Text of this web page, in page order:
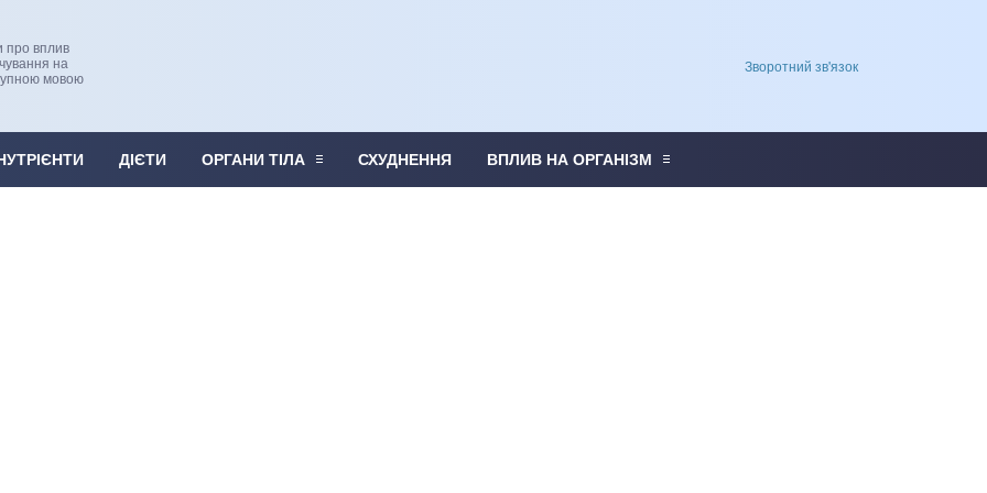
про вплив
на
мовою
ДІЄТИ ОРГАНИ ТІЛА СХУДНЕННЯ ВПЛИВ НА ОРГАНІЗМ
Зворотний зв'язок